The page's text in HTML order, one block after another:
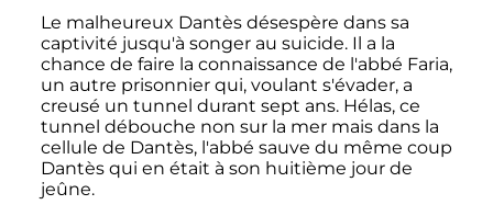
Le malheureux Dantès désespère dans sa
captivité jusqu'à songer au suicide. Il a la
chance de faire la connaissance de l'abbé Faria,
un autre prisonnier qui, voulant s'évader, a
creusé un tunnel durant sept ans. Hélas, ce
tunnel débouche non sur la mer mais dans la
cellule de Dantès, l'abbé sauve du même coup
Dantès qui en était à son huitième jour de
jeûne.